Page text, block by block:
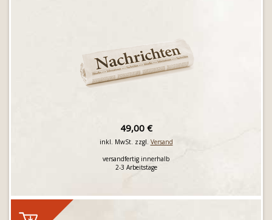
49,00 €
inkl. MwSt. zzgl. Versand
versandfertig innerhalb
2-3 Arbeitstage